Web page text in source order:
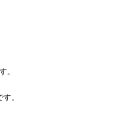
。
。